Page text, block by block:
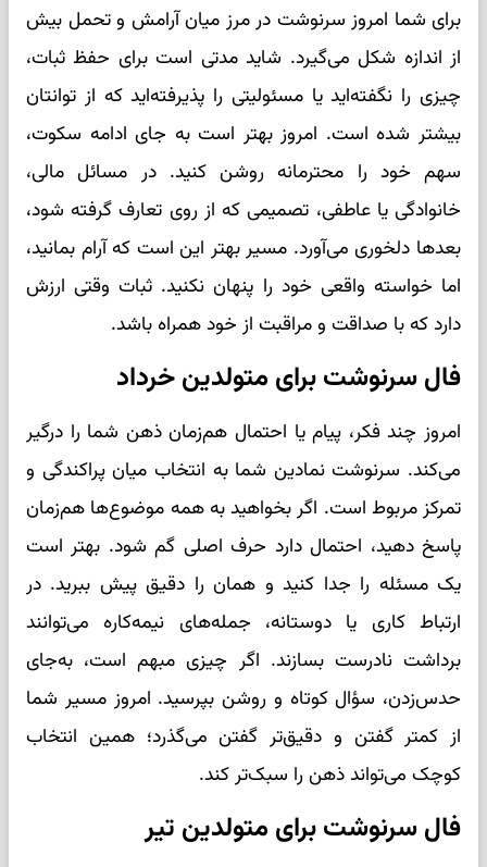
برای شما امروز سرنوشت در مرز میان آرامش و تحمل بیش
از اندازه شکل می‌گیرد. شاید مدتی است برای حفظ ثبات،
چیزی را نگفته‌اید یا مسئولیتی را پذیرفته‌اید که از توانتان
بیشتر شده است. امروز بهتر است به جای ادامه سکوت،
سهم خود را محترمانه روشن کنید. در مسائل مالی،
خانوادگی یا عاطفی، تصمیمی که از روی تعارف گرفته شود،
بعدها دلخوری می‌آورد. مسیر بهتر این است که آرام بمانید،
اما خواسته واقعی خود را پنهان نکنید. ثبات وقتی ارزش
دارد که با صداقت و مراقبت از خود همراه باشد.
فال سرنوشت برای متولدین خرداد
امروز چند فکر، پیام یا احتمال هم‌زمان ذهن شما را درگیر
می‌کند. سرنوشت نمادین شما به انتخاب میان پراکندگی و
تمرکز مربوط است. اگر بخواهید به همه موضوع‌ها هم‌زمان
پاسخ دهید، احتمال دارد حرف اصلی گم شود. بهتر است
یک مسئله را جدا کنید و همان را دقیق پیش ببرید. در
ارتباط کاری یا دوستانه، جمله‌های نیمه‌کاره می‌توانند
برداشت نادرست بسازند. اگر چیزی مبهم است، به‌جای
حدس‌زدن، سؤال کوتاه و روشن بپرسید. امروز مسیر شما
از کمتر گفتن و دقیق‌تر گفتن می‌گذرد؛ همین انتخاب
کوچک می‌تواند ذهن را سبک‌تر کند.
فال سرنوشت برای متولدین تیر